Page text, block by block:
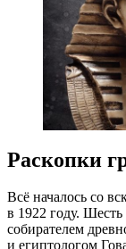
Раскопки
Всё началось со
в 1922 году. Шесть
собирателем
и египтологом